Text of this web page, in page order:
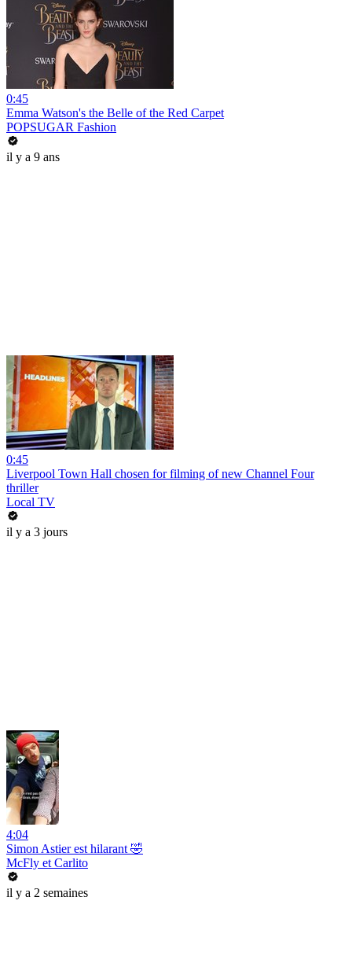
0:45
Emma Watson's the Belle of the Red Carpet
POPSUGAR Fashion
il y a 9 ans
0:45
Liverpool Town Hall chosen for filming of new Channel Four
thriller
Local TV
il y a 3 jours
4:04
Simon Astier est hilarant 🤣
McFly et Carlito
il y a 2 semaines